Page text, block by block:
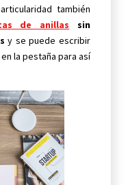
también
de anillas
sin
y se puede escribir
la pestaña para así